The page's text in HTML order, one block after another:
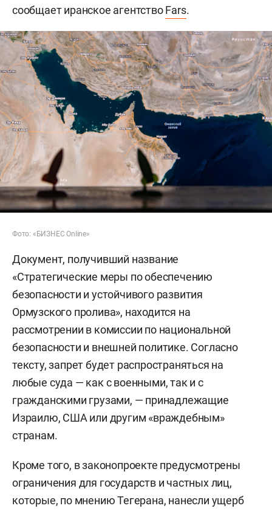
сообщает иранское агентствоFars.
Фото: «БИЗНЕС Online»
Документ, получивший название
«Стратегические меры по обеспечению
безопасности и устойчивого развития
Ормузского пролива», находится на
рассмотрении в комиссии по национальной
безопасности и внешней политике. Согласно
тексту, запрет будет распространяться на
любые суда — как с военными, так и с
гражданскими грузами, — принадлежащие
Израилю, США или другим «враждебным»
странам.
Кроме того, в законопроекте предусмотрены
ограничения для государств и частных лиц,
которые, по мнению Тегерана, нанесли ущерб